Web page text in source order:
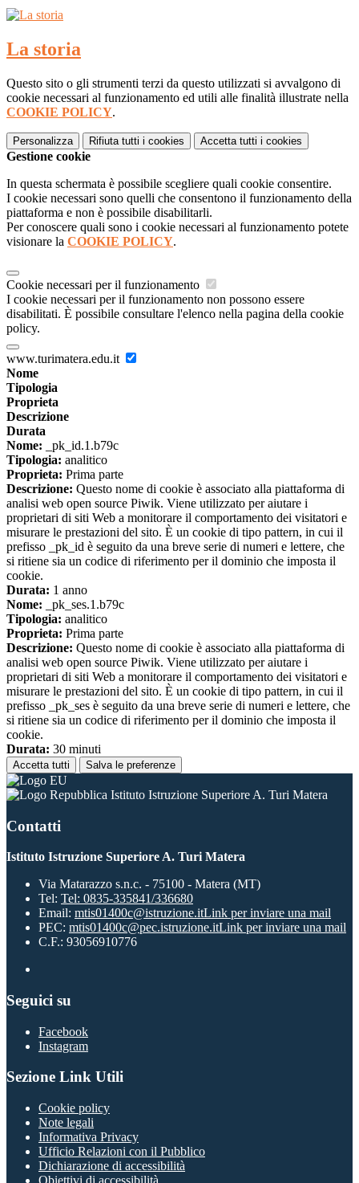
La storia
Questo sito o gli strumenti terzi da questo utilizzati si avvalgono di
cookie necessari al funzionamento ed utili alle finalità illustrate nella
COOKIE POLICY.
Personalizza Rifiuta tutti i cookies Accetta tutti i cookies
Gestione cookie
In questa schermata è possibile scegliere quali cookie consentire.
I cookie necessari sono quelli che consentono il funzionamento della
piattaforma e non è possibile disabilitarli.
Per conoscere quali sono i cookie necessari al funzionamento potete
visionare la COOKIE POLICY.
Cookie necessari per il funzionamento
I cookie necessari per il funzionamento non possono essere
disabilitati. È possibile consultare l'elenco nella pagina della cookie
policy.
www.turimatera.edu.it
Nome
Tipologia
Proprieta
Descrizione
Durata
Nome: _pk_id.1.b79c
Tipologia: analitico
Proprieta: Prima parte
Descrizione: Questo nome di cookie è associato alla piattaforma di
analisi web open source Piwik. Viene utilizzato per aiutare i
proprietari di siti Web a monitorare il comportamento dei visitatori e
misurare le prestazioni del sito. È un cookie di tipo pattern, in cui il
prefisso _pk_id è seguito da una breve serie di numeri e lettere, che
si ritiene sia un codice di riferimento per il dominio che imposta il
cookie.
Durata: 1 anno
Nome: _pk_ses.1.b79c
Tipologia: analitico
Proprieta: Prima parte
Descrizione: Questo nome di cookie è associato alla piattaforma di
analisi web open source Piwik. Viene utilizzato per aiutare i
proprietari di siti Web a monitorare il comportamento dei visitatori e
misurare le prestazioni del sito. È un cookie di tipo pattern, in cui il
prefisso _pk_ses è seguito da una breve serie di numeri e lettere, che
si ritiene sia un codice di riferimento per il dominio che imposta il
cookie.
Durata: 30 minuti
Accetta tutti Salva le preferenze
Istituto Istruzione Superiore A. Turi Matera
Contatti
Istituto Istruzione Superiore A. Turi Matera
Via Matarazzo s.n.c. - 75100 - Matera (MT)
Tel: Tel: 0835-335841/336680
Email: mtis01400c@istruzione.itLink per inviare una mail
PEC: mtis01400c@pec.istruzione.itLink per inviare una mail
C.F.: 93056910776
Seguici su
Facebook
Instagram
Sezione Link Utili
Cookie policy
Note legali
Informativa Privacy
Ufficio Relazioni con il Pubblico
Dichiarazione di accessibilità